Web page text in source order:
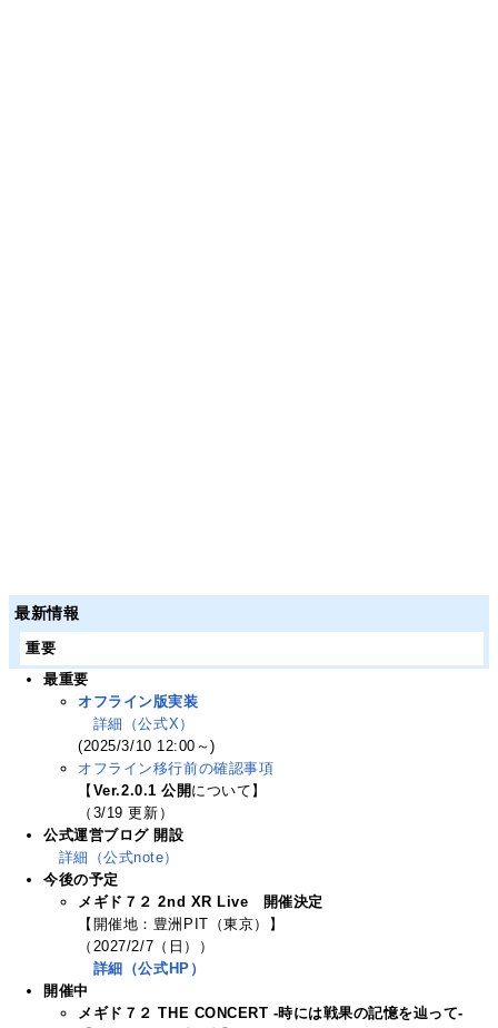
最新情報
重要
最重要
オフライン版実装
詳細（公式X）
(2025/3/10 12:00～)
オフライン移行前の確認事項
【 Ver.2.0.1 公開 について】
（3/19 更新）
公式運営ブログ 開設
詳細（公式note）
今後の予定
メギド７２ 2nd XR Live 開催決定
【開催地：豊洲PIT（東京）】
（2027/2/7（日））
詳細（公式HP）
開催中
メギド７２ THE CONCERT -時には戦果の記憶を辿って-